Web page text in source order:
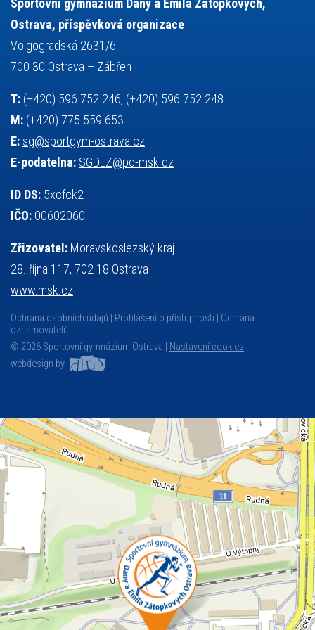
volejbal
vybavení vysvědčení vzpírání
výuka všesportovní výcvikový kurz
základy společenských věd
Sportovní gymnázium Dany a Emila Zátopkových,
Ostrava, příspěvková organizace
Volgogradská 2631/6
700 30 Ostrava – Zábřeh
T: (+420) 596 752 246, (+420) 596 752 248
M: (+420) 775 559 653
E: sg@sportgym-ostrava.cz
E-podatelna: SGDEZ@po-msk.cz
ID DS: 5xcfck2
IČO: 00602060
Zřizovatel: Moravskoslezský kraj
28. října 117, 702 18 Ostrava
www.msk.cz
Ochrana osobních údajů Prohlášení o přístupnosti
Ochrana
oznamovatelů
© 2026 Sportovní gymnázium Ostrava |
Nastavení cookies
webdesign by